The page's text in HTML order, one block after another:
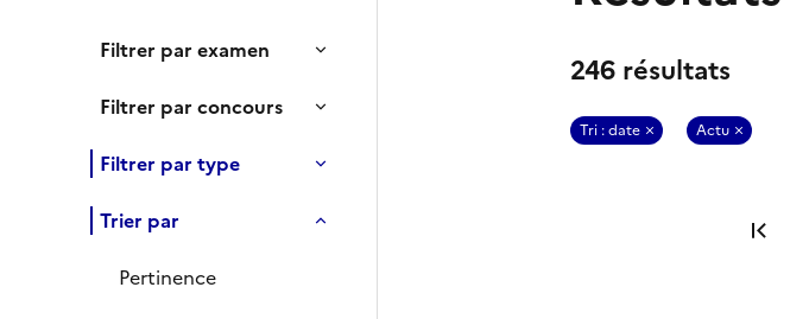
Filtrer par examen
Filtrer par concours
Filtrer par type
Trier par
Pertinence
246 résultats
Tri : date Actu